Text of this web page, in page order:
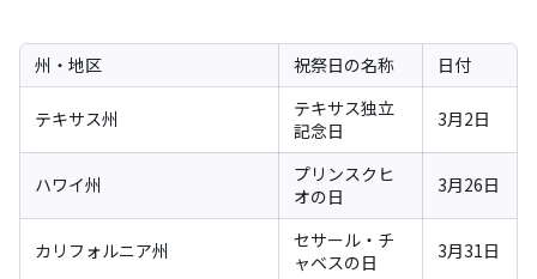
州・地区 祝祭日の名称 日付
テキサス州
テキサス独立
記念日
3月2日
ハワイ州
プリンスクヒ
オの日
3月26日
カリフォルニア州
セサール・チ
ャベスの日
3月31日